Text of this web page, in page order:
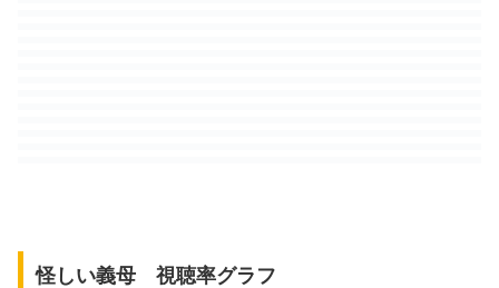
怪しい義母 視聴率グラフ